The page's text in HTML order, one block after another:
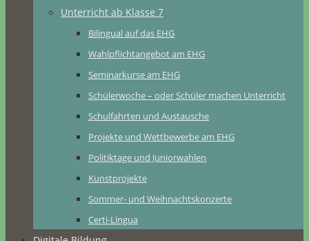
Unterricht ab Klasse 7
Bilingual auf das EHG
Wahlpflichtangebot am EHG
Seminarkurse am EHG
Schülerwoche – oder Schüler machen Unterricht
Schulfahrten und Austausche
Projekte und Wettbewerbe am EHG
Politiktage und Juniorwahlen
Kunstprojekte
Sommer- und Weihnachtskonzerte
Certi-Lingua